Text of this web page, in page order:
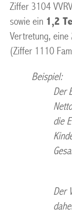
Ziffer 3104
sowie ein 1,2
Vertretung, eine
(Ziffer 1110
Beispiel:
Der
die
Der